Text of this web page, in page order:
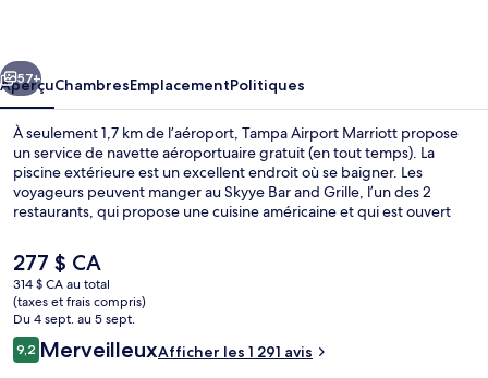
Suivant
57+
AperçuChambresEmplacementPolitiques
À seulement 1,7 km de l’aéroport, Tampa Airport Marriott propose
un service de navette aéroportuaire gratuit (en tout temps). La
piscine extérieure est un excellent endroit où se baigner. Les
voyageurs peuvent manger au Skyye Bar and Grille, l’un des 2
restaurants, qui propose une cuisine américaine et qui est ouvert
un bar-salon, un centre d’entraînement physique ouvert en tout
temps et casse-croûte/charcuterie. Les autres voyageurs adorent le
personnel serviable et la proximité de l’aéroport.
Le
prix
actuel
est
de 277 $ CA
277 $ CA
314 $ CA au total
(taxes et frais compris)
Du 4 sept. au 5 sept.
Avis
9,29,2 sur 10 –
MerveilleuxAfficher les 1 291 avis